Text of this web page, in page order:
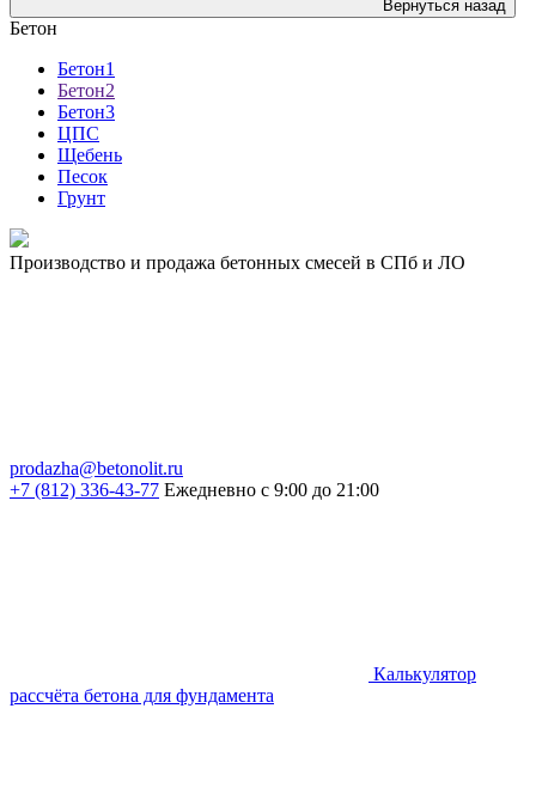
Вернуться назад
Бетон
Бетон1
Бетон2
Бетон3
ЦПС
Щебень
Песок
Грунт
Производство и продажа бетонных смесей в СПб и ЛО
prodazha@betonolit.ru
+7 (812) 336-43-77 Ежедневно с 9:00 до 21:00
Калькулятор
рассчёта бетона для фундамента